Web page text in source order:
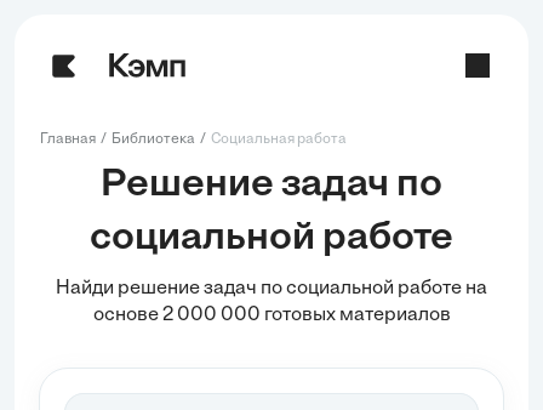
Главная Библиотека Социальная работа
Решение задач по
социальной работе
Найди решение задач по социальной работе на
основе 2 000 000 готовых материалов